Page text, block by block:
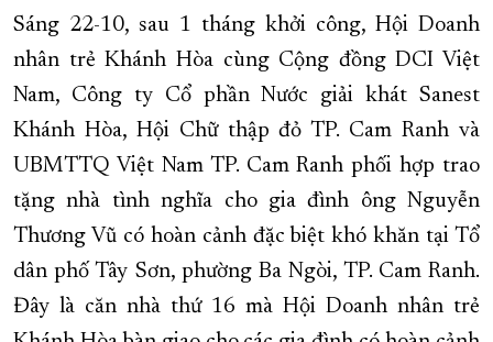
CHUNG TAY CẢI CÁCH HÀNH CHÍNH
XÂY DỰNG NÔNG THÔN MỚI LỊCH CẮT ĐIỆN
TÀU - XE - MÁY BAY
KỶ NIỆM 370 NĂM XÂY DỰNG VÀ PHÁT TRIỂN TỈNH KHÁNH HÒA
KHOẢNH KHẮC ĐẸP XỨ TRẦM
XÂY DỰNG KHÁNH HÒA TRỞ THÀNH THÀNH PHỐ TRỰC THUỘC
ĐẠI HỘI ĐẢNG CÁC CẤP TRANG CHỦ VỀ BÁO KHÁNH HÒA
Sáng 22-10, sau 1 tháng khởi công, Hội Doanh
nhân trẻ Khánh Hòa cùng Cộng đồng DCI Việt
Nam, Công ty Cổ phần Nước giải khát Sanest
Khánh Hòa, Hội Chữ thập đỏ TP. Cam Ranh và
UBMTTQ Việt Nam TP. Cam Ranh phối hợp trao
tặng nhà tình nghĩa cho gia đình ông Nguyễn
Thương Vũ có hoàn cảnh đặc biệt khó khăn tại Tổ
dân phố Tây Sơn, phường Ba Ngòi, TP. Cam Ranh.
Đây là căn nhà thứ 16 mà Hội Doanh nhân trẻ